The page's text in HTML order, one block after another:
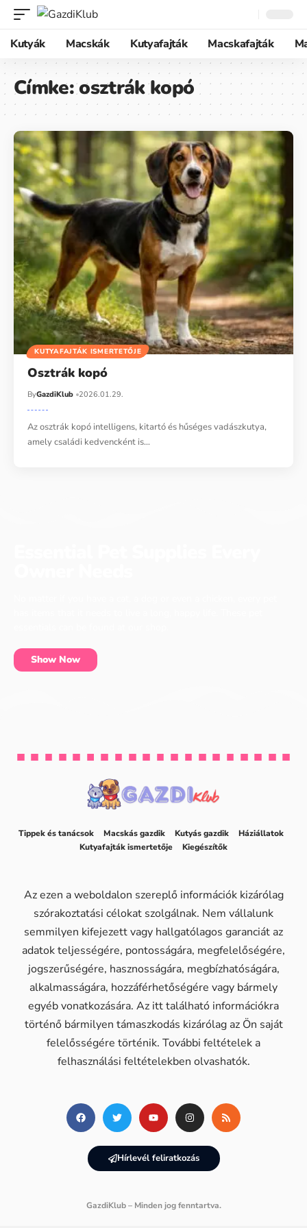
Kutyák Macskák Kutyafajták Macskafajták
Címke:osztrák kopó
KUTYAFAJTÁK ISMERTETŐJE
Osztrák kopó
ByGazdiKlub 2026.01.29.
Az osztrák kopó intelligens, kitartó és hűséges vadászkutya,
amely családi kedvencként is…
Show Now
Tippek és tanácsok Macskás gazdik Kutyás gazdik
Háziállatok
Kutyafajták ismertetője
Kiegészítők
Az ezen a weboldalon szereplő információk kizárólag
szórakoztatási célokat szolgálnak. Nem vállalunk
semmilyen kifejezett vagy hallgatólagos garanciát az
adatok teljességére, pontosságára, megfelelőségére,
jogszerűségére, hasznosságára, megbízhatóságára,
alkalmasságára, hozzáférhetőségére vagy bármely
egyéb vonatkozására. Az itt található információkra
történő bármilyen támaszkodás kizárólag az Ön saját
felelősségére történik. További feltételek a
felhasználási feltételekben olvashatók.
Hírlevél feliratkozás
GazdiKlub – Minden jog fenntartva.